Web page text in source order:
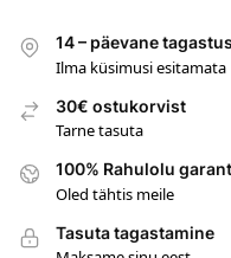
14 – päevane
Ilma küsimusi esitamata
30€ ostukorvist
Tarne tasuta
100% Rahulolu
Oled tähtis meile
Tasuta tagastamine